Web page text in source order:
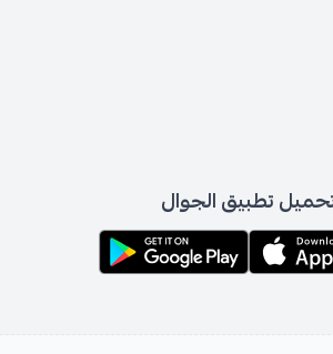
تطبيق الجوال